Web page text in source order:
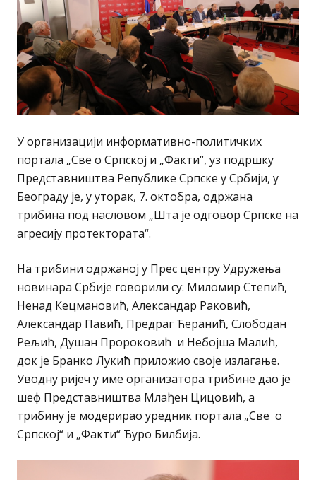
У организацији информативно-политичких
портала „Све о Српској и „Факти“, уз подршку
Представништва Републике Српске у Србији, у
Београду је, у уторак, 7. октобра, одржана
трибина под насловом „Шта је одговор Српске на
агресију протектората“.
На трибини одржаној у Прес центру Удружења
новинара Србије говорили су: Миломир Степић,
Ненад Кецмановић, Александар Раковић,
Александар Павић, Предраг Ћеранић, Слободан
Рељић, Душан Пророковић и Небојша Малић,
док је Бранко Лукић приложио своје излагање.
Уводну ријеч у име организатора трибине дао је
шеф Представништва Млађен Цицовић, а
трибину је модерирао уредник портала „Све о
Српској“ и „Факти“ Ђуро Билбија.